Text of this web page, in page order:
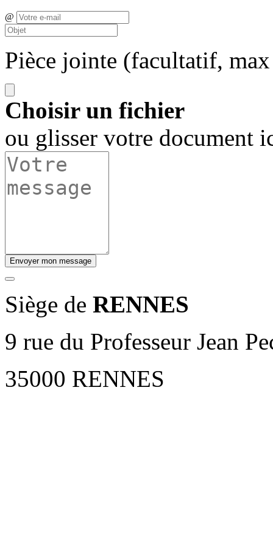
@
Pièce jointe (facultatif,
Choisir un fichier
ou glisser votre document
Envoyer mon message
Siège de RENNES
9 rue du Professeur Jean
35000 RENNES